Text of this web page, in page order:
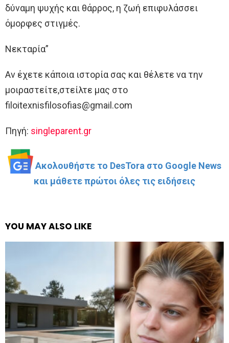
δύναμη ψυχής και θάρρος, η ζωή επιφυλάσσει
όμορφες στιγμές.
Νεκταρία”
Αν έχετε κάποια ιστορία σας και θέλετε να την
μοιραστείτε,στείλτε μας στο
filoitexnisfilosofias@gmail.com
Πηγή: singleparent.gr
Ακολουθήστε το DesTora στο Google News
και μάθετε πρώτοι όλες τις ειδήσεις
YOU MAY ALSO LIKE